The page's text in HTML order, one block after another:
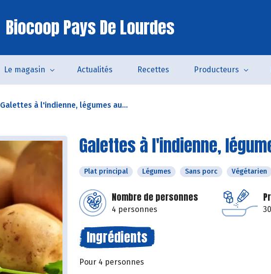
Biocoop Pays De Lourdes
Le magasin Actualités Recettes Producteurs
Galettes à l'indienne, légumes au...
Galettes à l'indienne,
Plat principal Légumes Sans porc Végétarien
Nombre de personnes
4 personnes
Ingrédients
Pour 4 personnes